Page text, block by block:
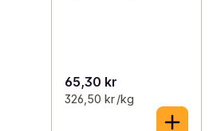
65,30 kr
326,50 kr /kg